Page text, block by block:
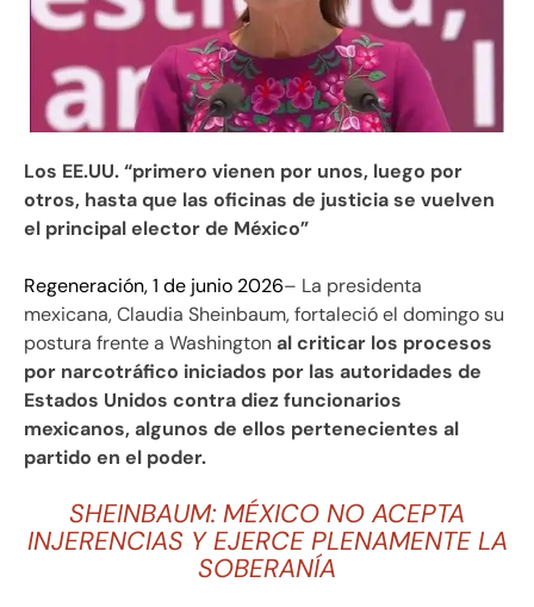
Los EE.UU. “primero vienen por unos, luego por
otros, hasta que las oficinas de justicia se vuelven
el principal elector de México”
Regeneración, 1 de junio 2026– La presidenta
mexicana, Claudia Sheinbaum, fortaleció el domingo su
postura frente a Washingtonal criticar los procesos
por narcotráfico iniciados por las autoridades de
Estados Unidos contra diez funcionarios
mexicanos, algunos de ellos pertenecientes al
partido en el poder.
SHEINBAUM: MÉXICO NO ACEPTA
INJERENCIAS Y EJERCE PLENAMENTE LA
SOBERANÍA